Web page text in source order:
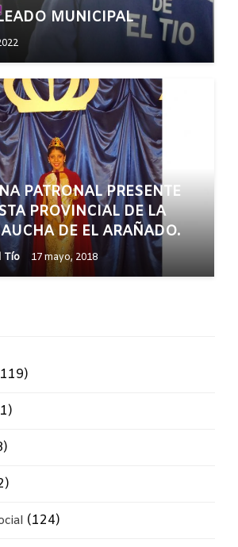
MUNICIPAL
PATRONAL PRESENTE
PROVINCIAL DE LA
DE EL ARAÑADO.
Tío 17 mayo, 2018
(124)